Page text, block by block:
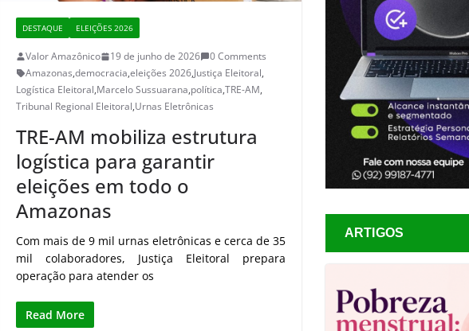
DESTAQUE ELEIÇÕES 2026
Valor Amazônico 19 de junho de 2026
0 Comments
Amazonas,democracia,eleições 2026,Justiça Eleitoral,
Logística Eleitoral,Marcelo Sussuarana,política,TRE-AM,
Tribunal Regional Eleitoral,Urnas Eletrônicas
TRE-AM mobiliza estrutura
logística para garantir
eleições em todo o
Amazonas
Com mais de 9 mil urnas eletrônicas e cerca de 35
mil colaboradores, Justiça Eleitoral prepara
operação para atender os
Read More
ARTIGOS